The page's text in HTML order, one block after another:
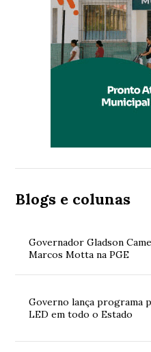
Blogs e colunas
Governador Gladson
Marcos Motta na PGE
Governo lança programa
LED em todo o Estado